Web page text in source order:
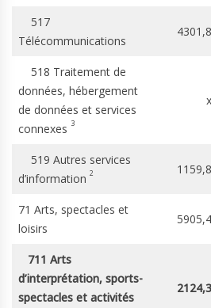
517
Télécommunications
4301,8
518 Traitement de
données, hébergement
de données et services
connexes 3
x
519 Autres services
d’information 2 1159,8
71 Arts, spectacles et
loisirs
5905,4
711 Arts
d’interprétation, sports-
spectacles et activités
2124,3